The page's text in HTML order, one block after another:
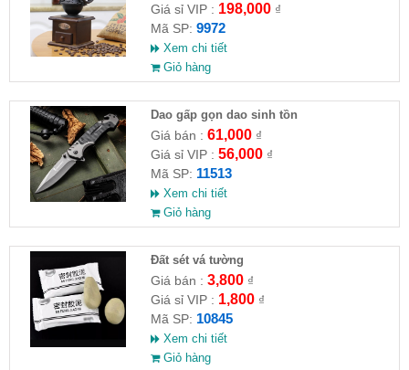
Giá sỉ VIP : 198,000₫
Mã SP: 9972
Xem chi tiết
Giỏ hàng
Dao gấp gọn dao sinh tồn
Giá bán : 61,000₫
Giá sỉ VIP : 56,000₫
Mã SP: 11513
Xem chi tiết
Giỏ hàng
Đất sét vá tường
Giá bán : 3,800₫
Giá sỉ VIP : 1,800₫
Mã SP: 10845
Xem chi tiết
Giỏ hàng